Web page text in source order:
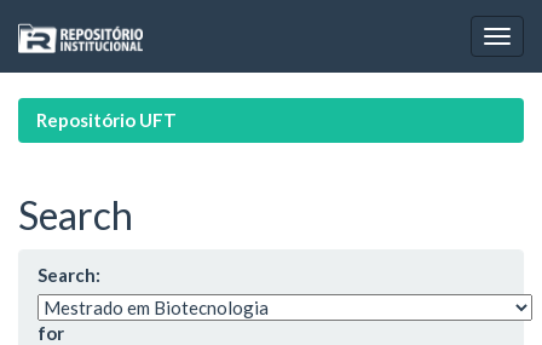
navigation
Repositório UFT
Search
Search:
for